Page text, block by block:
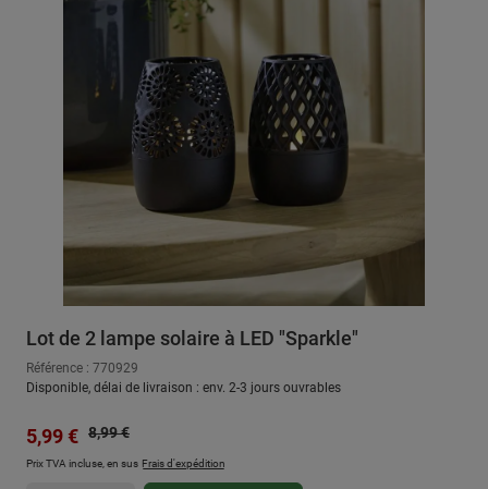
Lot de 2 lampe solaire à LED "Sparkle"
Référence : 770929
Disponible, délai de livraison : env. 2-3 jours ouvrables
Prix de vente :
5,99 € Prix régulier :
8,99 €
Prix TVA incluse, en sus Frais d'expédition